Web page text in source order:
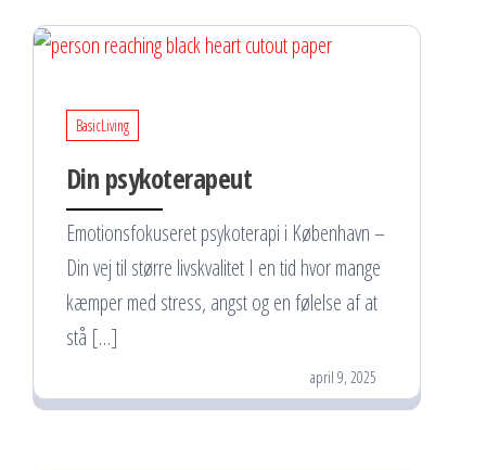
BasicLiving
Din psykoterapeut
Emotionsfokuseret psykoterapi i København –
Din vej til større livskvalitet I en tid hvor mange
kæmper med stress, angst og en følelse af at
stå […]
april 9, 2025